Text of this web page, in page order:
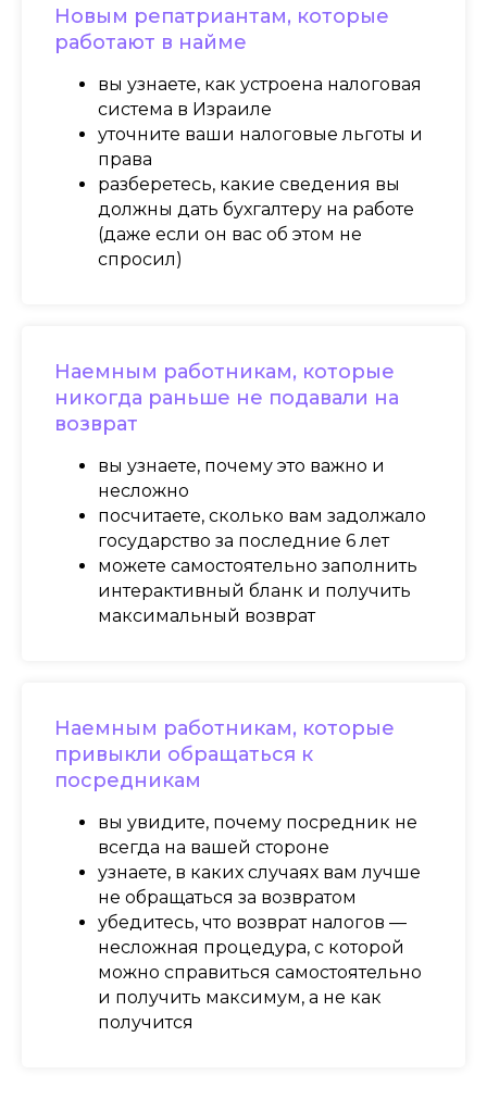
Новым репатриантам, которые
работают в найме
вы узнаете, как устроена налоговая
система в Израиле
уточните ваши налоговые льготы и
права
разберетесь, какие сведения вы
должны дать бухгалтеру на работе
(даже если он вас об этом не
спросил)
Наемным работникам, которые
никогда раньше не подавали на
возврат
вы узнаете, почему это важно и
несложно
посчитаете, сколько вам задолжало
государство за последние 6 лет
можете самостоятельно заполнить
интерактивный бланк и получить
максимальный возврат
Наемным работникам, которые
привыкли обращаться к
посредникам
вы увидите, почему посредник не
всегда на вашей стороне
узнаете, в каких случаях вам лучше
не обращаться за возвратом
убедитесь, что возврат налогов —
несложная процедура, с которой
можно справиться самостоятельно
и получить максимум, а не как
получится
Инвест-проекты
О нас
Контакты
Первая регулярная школа финансовой
ответственности в Израиле на русском языке
Заказать
консультацию
(אריאל שרון 4 (מגדל השחר) גבעתיים)